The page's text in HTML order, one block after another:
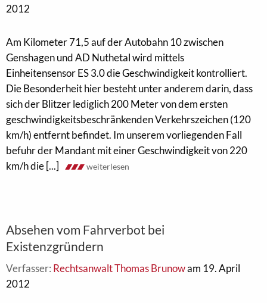
2012
Am Kilometer 71,5 auf der Autobahn 10 zwischen
Genshagen und AD Nuthetal wird mittels
Einheitensensor ES 3.0 die Geschwindigkeit kontrolliert.
Die Besonderheit hier besteht unter anderem darin, dass
sich der Blitzer lediglich 200 Meter von dem ersten
geschwindigkeitsbeschränkenden Verkehrszeichen (120
km/h) entfernt befindet. Im unserem vorliegenden Fall
befuhr der Mandant mit einer Geschwindigkeit von 220
km/h die [...]
weiterlesen
Absehen vom Fahrverbot bei
Existenzgründern
Verfasser: Rechtsanwalt Thomas Brunowam 19. April
2012